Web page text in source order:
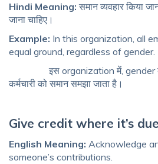
Hindi Meaning: समान व्यवहार किया
जाना चाहिए।
Example: In this organization, all
equal ground, regardless of gender.
इस organization में, gender की
कर्मचारी को समान समझा जाता है।
Give credit where it’s due
English Meaning: Acknowledge
someone’s contributions.